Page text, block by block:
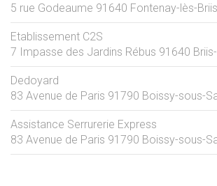
5 rue Godeaume 91640 Fontenay-lès-Briis
Etablissement C2S
7 Impasse des Jardins Rébus 91640
Dedoyard
83 Avenue de Paris 91790 Boissy-sous-
Assistance Serrurerie Express
83 Avenue de Paris 91790 Boissy-sous-